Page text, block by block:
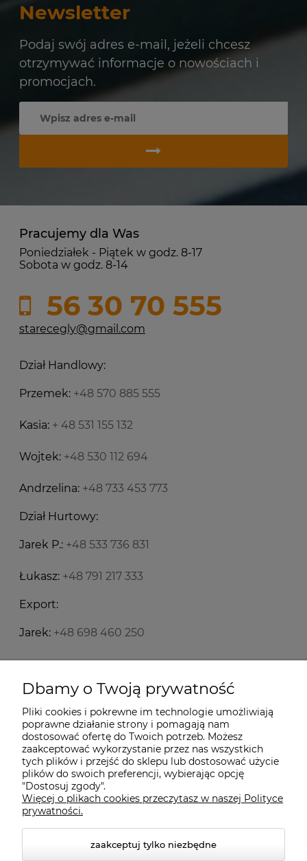
Newsletter
Podaj swój adres e-mail, jeżeli chcesz
otrzymywać informacje o nowościach i
promocjach.
Pracujemy dla Was
Poniedziałek - Piątek w godz. 8-17
Sobota w godz. 8-14
56 30 70 555
starecegly@gmail.com
Dział Handlowy:
Przemek: +48 570 885 555
Kasia: + 48 531 155 132
Wojtek: +48 530 112 694
Andrzelina: +48 733 453 773
Dział Hurtowy:
Jarek P.: +48 533 736 831
Łukasz: +48 791 217 333
Export:
Jarek: +48 698 460 250
Starecegly.com
Płatności i dostawa
Moje konto
Informacje
Dbamy o Twoją prywatność
Pliki cookies i pokrewne im technologie umożliwiają
poprawne działanie strony i pomagają nam
dostosować ofertę do Twoich potrzeb. Możesz
zaakceptować wykorzystanie przez nas wszystkich
tych plików i przejść do sklepu lub dostosować użycie
plików do swoich preferencji, wybierając opcję
"Dostosuj zgody".
Więcej o plikach cookies przeczytasz w naszej Polityce
prywatności.
zaakceptuj tylko niezbędne